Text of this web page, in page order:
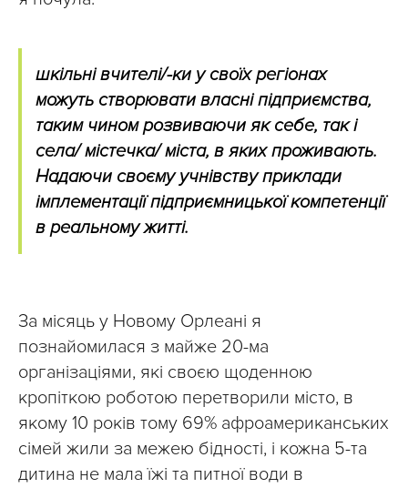
шкільні вчителі/-ки у своїх регіонах
можуть створювати власні підприємства,
таким чином розвиваючи як себе, так і
села/ містечка/ міста, в яких проживають.
Надаючи своєму учнівству приклади
імплементації підприємницької компетенції
в реальному житті.
За місяць у Новому Орлеані я
познайомилася з майже 20-ма
організаціями, які своєю щоденною
кропіткою роботою перетворили місто, в
якому 10 років тому 69% афроамериканських
сімей жили за межею бідності, і кожна 5-та
дитина не мала їжі та питної води в